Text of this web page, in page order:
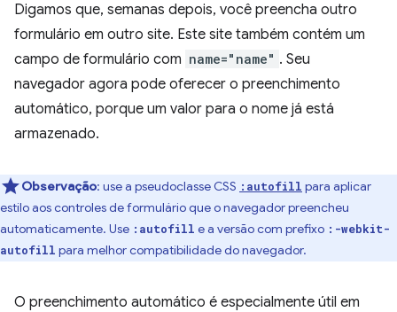
Digamos que, semanas depois, você preencha outro
formulário em outro site. Este site também contém um
campo de formulário com name="name" . Seu
navegador agora pode oferecer o preenchimento
automático, porque um valor para o nome já está
armazenado.
Observação: use a pseudoclasse CSS :autofill para aplicar
estilo aos controles de formulário que o navegador preencheu
automaticamente. Use :autofill e a versão com prefixo :-webkit-
autofill para melhor compatibilidade do navegador.
O preenchimento automático é especialmente útil em